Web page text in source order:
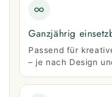
∞
Ganzjährig
Passend für
– je nach Design